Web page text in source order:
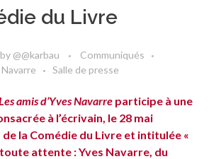
du Livre
by @@karbau
Communiqués
Salle de presse
amis d’Yves Navarre participe à une
à l’écrivain, le 28 mai
la Comédie du Livre et intitulée «
attente : Yves Navarre, du